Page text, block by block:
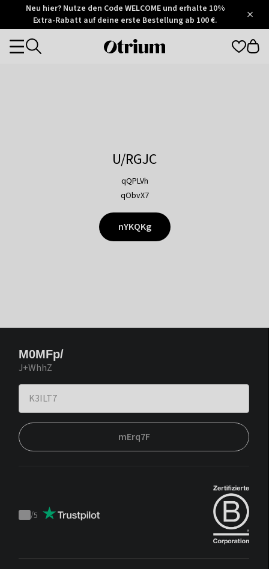
Otrium
Trustpilot
Neu hier? Nutze den Code WELCOME und erhalte 10%
Extra-Rabatt auf deine erste Bestellung ab 100 €.
Otrium
Categories
U/RGJC
qQPLVh
qObvX7
nYKQKg
M0MFp/
J+WhhZ
mErq7F
Trustpilot
/5